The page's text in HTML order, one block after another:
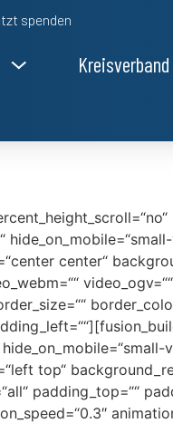
spenden
Kreisverband
center“
top“
padding_top=““